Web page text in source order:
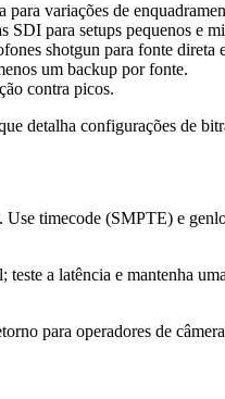
variações de
para setups pequenos e
shotgun para fonte direta
um backup por fonte.
contra picos.
detalha configurações de
timecode (SMPTE) e
a latência e mantenha
para operadores de